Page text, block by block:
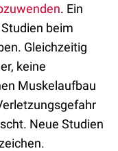
. Ein
beim
Gleichzeitig
keine
Muskelaufbau
Neue Studien